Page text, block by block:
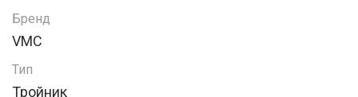
Бренд
VMC
Тип
Тройник